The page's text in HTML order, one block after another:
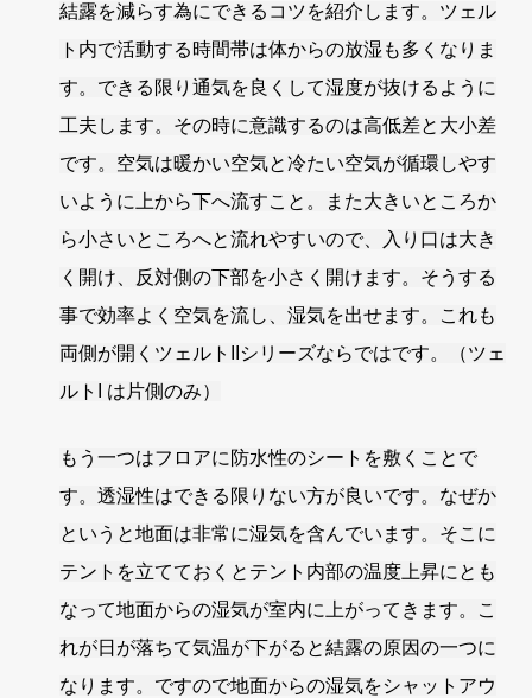
結露を減らす為にできるコツを紹介します。ツェル
ト内で活動する時間帯は体からの放湿も多くなりま
す。できる限り通気を良くして湿度が抜けるように
工夫します。その時に意識するのは高低差と大小差
です。空気は暖かい空気と冷たい空気が循環しやす
いように上から下へ流すこと。また大きいところか
ら小さいところへと流れやすいので、入り口は大き
く開け、反対側の下部を小さく開けます。そうする
事で効率よく空気を流し、湿気を出せます。これも
両側が開くツェルトIIシリーズならではです。（ツェ
ルトI は片側のみ）
もう一つはフロアに防水性のシートを敷くことで
す。透湿性はできる限りない方が良いです。なぜか
というと地面は非常に湿気を含んでいます。そこに
テントを立てておくとテント内部の温度上昇にとも
なって地面からの湿気が室内に上がってきます。こ
れが日が落ちて気温が下がると結露の原因の一つに
なります。ですので地面からの湿気をシャットアウ